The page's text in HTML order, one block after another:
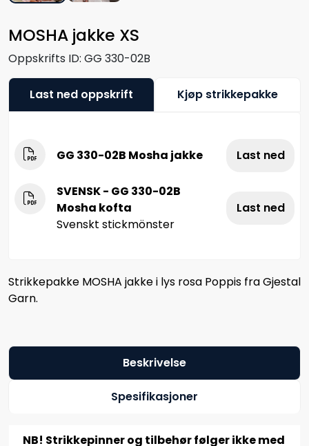
MOSHA jakke XS
Oppskrifts ID: GG 330-02B
Last ned oppskrift Kjøp strikkepakke
GG 330-02B Mosha jakke Last ned
SVENSK - GG 330-02B
Mosha kofta
Svenskt stickmönster
Last ned
Strikkepakke MOSHA jakke i lys rosa Poppis fra Gjestal
Garn.
Beskrivelse
Spesifikasjoner
NB! Strikkepinner og tilbehør følger ikke med